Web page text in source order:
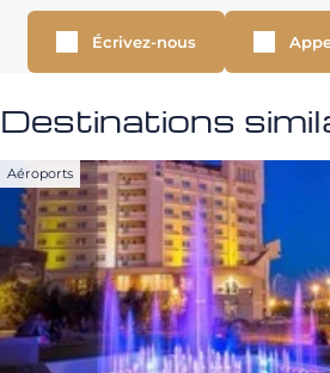
Écrivez-nous
Destinations
Aéroports